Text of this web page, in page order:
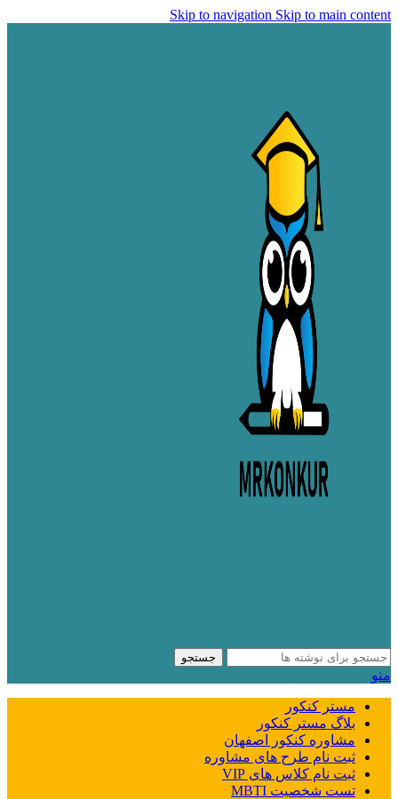
Skip to navigation Skip to main content
جستجو
منو
مستر کنکور
بلاگ مستر کنکور
مشاوره کنکور اصفهان
ثبت نام طرح های مشاوره
ثبت نام کلاس های VIP
تست شخصیت MBTI